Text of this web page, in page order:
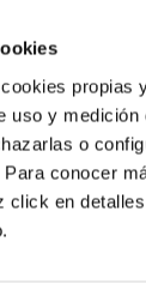
propias
uso y medición
o
conocer
click en